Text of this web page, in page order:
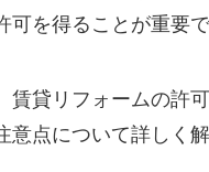
可を得ることが重要で
賃貸リフォームの許
意点について詳しく解